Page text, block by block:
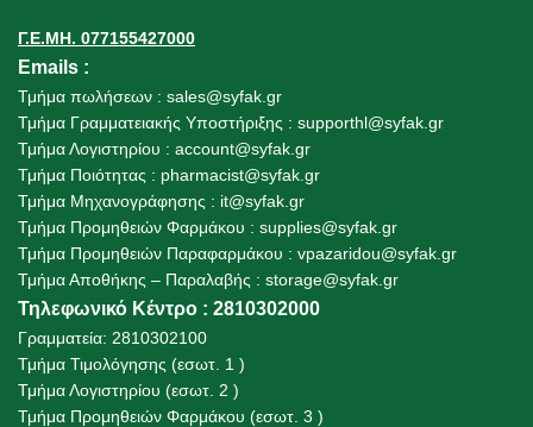
Γ.Ε.ΜΗ. 077155427000
Emails :
Τμήμα πωλήσεων : sales@syfak.gr
Τμήμα Γραμματειακής Υποστήριξης : supporthl@syfak.gr
Τμήμα Λογιστηρίου : account@syfak.gr
Τμήμα Ποιότητας : pharmacist@syfak.gr
Τμήμα Μηχανογράφησης : it@syfak.gr
Τμήμα Προμηθειών Φαρμάκου : supplies@syfak.gr
Τμήμα Προμηθειών Παραφαρμάκου : vpazaridou@syfak.gr
Τμήμα Αποθήκης – Παραλαβής : storage@syfak.gr
Τηλεφωνικό Κέντρο : 2810302000
Γραμματεία: 2810302100
Τμήμα Τιμολόγησης (εσωτ. 1 )
Τμήμα Λογιστηρίου (εσωτ. 2 )
Τμήμα Προμηθειών Φαρμάκου (εσωτ. 3 )